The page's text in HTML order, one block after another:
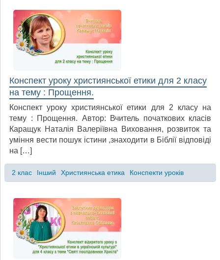
Конспект уроку християнської етики для 2 класу
на тему : Прощення.
Конспект уроку християнської етики для 2 класу на
тему : Прощення. Автор: Вчитель початкових класів
Каращук Наталія Валеріївна Виховання, розвиток та
уміння вести пошук істини ,знаходити в Біблії відповіді
на […]
2 клас Інший Християнська етика Конспекти уроків